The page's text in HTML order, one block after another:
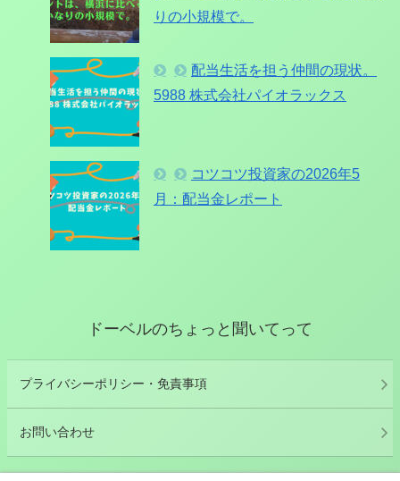
りの小規模で。
配当生活を担う仲間の現状。
5988 株式会社パイオラックス
コツコツ投資家の2026年5
月：配当金レポート
ドーベルのちょっと聞いてって
プライバシーポリシー・免責事項
お問い合わせ